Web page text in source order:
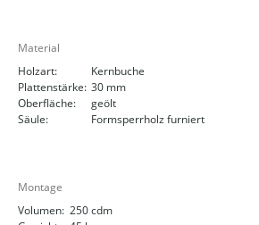
Material
Holzart:
Kernbuche
Plattenstärke: 30 mm
Oberfläche:
geölt
Säule:
Formsperrholz furniert
Montage
Volumen: 250 cdm